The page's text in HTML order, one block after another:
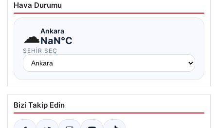
Hava Durumu
☁Ankara
NaN°C
ŞEHIR SEÇ
Bizi Takip Edin